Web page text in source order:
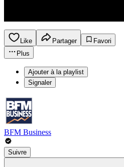
Like Partager
Favori
Plus
Ajouter à la playlist
Signaler
BFM Business
Suivre